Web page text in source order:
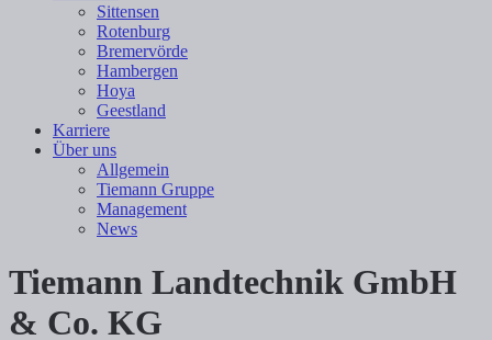
Sittensen
Rotenburg
Bremervörde
Hambergen
Hoya
Geestland
Karriere
Über uns
Allgemein
Tiemann Gruppe
Management
News
Tiemann Landtechnik GmbH
& Co. KG